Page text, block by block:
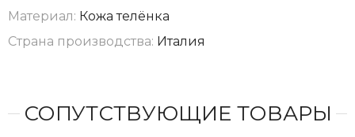
Материал: Кожа телёнка
Страна производства: Италия
СОПУТСТВУЮЩИЕ ТОВАРЫ